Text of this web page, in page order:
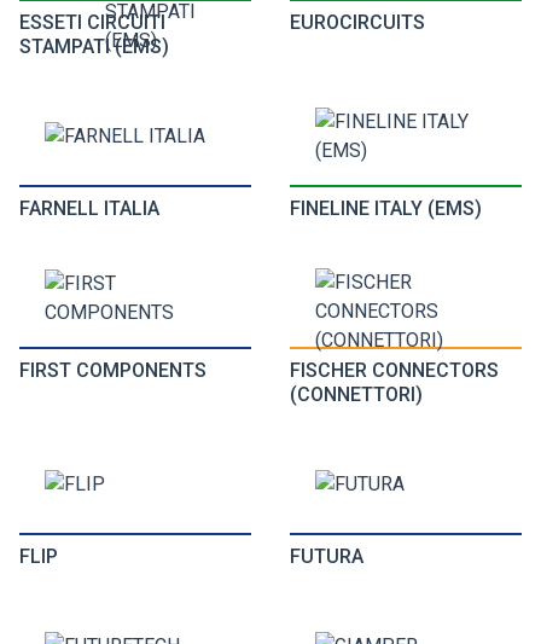
ESSETI CIRCUITI
STAMPATI (EMS)
EUROCIRCUITS
FARNELL ITALIA FINELINE ITALY (EMS)
FIRST COMPONENTS
FISCHER CONNECTORS
(CONNETTORI)
FLIP FUTURA